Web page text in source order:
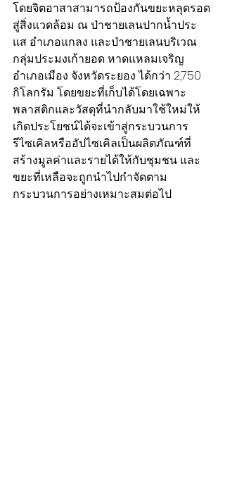
โดยจิตอาสาสามารถป้องกันขยะหลุดรอด
สู่สิ่งแวดล้อม ณ ป่าชายเลนปากน้ำประ
แส อำเภอแกลง และป่าชายเลนบริเวณ
กลุ่มประมงเก้ายอด หาดแหลมเจริญ
อำเภอเมือง จังหวัดระยอง ได้กว่า 2,750
กิโลกรัม โดยขยะที่เก็บได้โดยเฉพาะ
พลาสติกและวัสดุที่นำกลับมาใช้ใหม่ให้
เกิดประโยชน์ได้จะเข้าสู่กระบวนการ
รีไซเคิลหรืออัปไซเคิลเป็นผลิตภัณฑ์ที่
สร้างมูลค่าและรายได้ให้กับชุมชน และ
ขยะที่เหลือจะถูกนำไปกำจัดตาม
กระบวนการอย่างเหมาะสมต่อไป